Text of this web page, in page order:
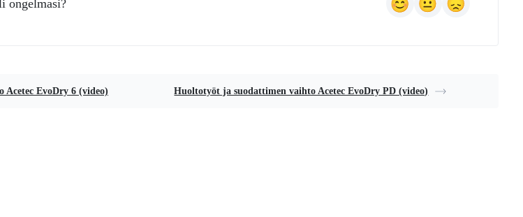
ongelmasi?
EvoDry 6 (video) Huoltotyöt ja suodattimen vaihto Acetec EvoDry PD (video)